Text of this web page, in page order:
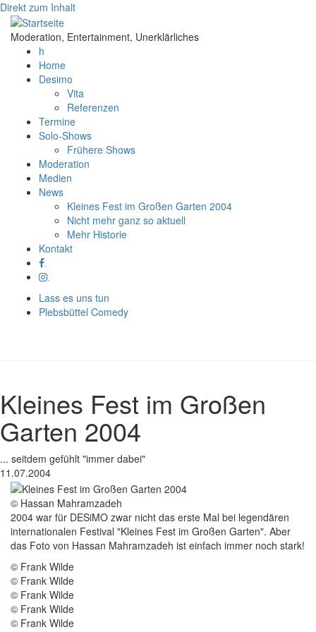
Direkt zum Inhalt
Moderation, Entertainment, Unerklärliches
h
Home
Desimo
Vita
Referenzen
Termine
Solo-Shows
Frühere Shows
Moderation
Medien
News
Kleines Fest im Großen Garten 2004
Nicht mehr ganz so aktuell
Mehr Historie
Kontakt
Lass es uns tun
Plebsbüttel Comedy
Kleines Fest im Großen
Garten 2004
... seitdem gefühlt "immer dabei"
11.07.2004
© Hassan Mahramzadeh
2004 war für DESiMO zwar nicht das erste Mal bei legendären
internationalen Festival "Kleines Fest im Großen Garten". Aber
das Foto von Hassan Mahramzadeh ist einfach immer noch stark!
© Frank Wilde
© Frank Wilde
© Frank Wilde
© Frank Wilde
© Frank Wilde